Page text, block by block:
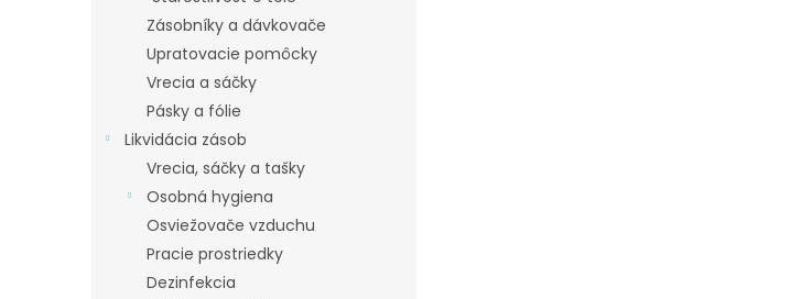
Zásobníky a dávkovače
Upratovacie pomôcky
Vrecia a sáčky
Pásky a fólie
Likvidácia zásob
Vrecia, sáčky a tašky
Osobná hygiena
Osviežovače vzduchu
Pracie prostriedky
Dezinfekcia